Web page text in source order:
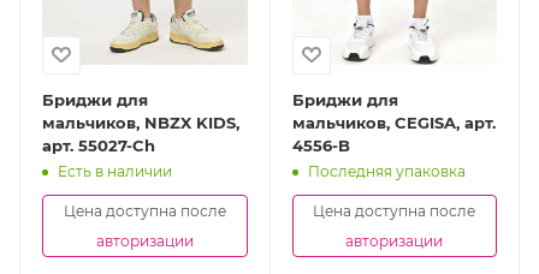
Бриджи для
мальчиков, NBZX KIDS,
арт. 55027-Ch
Есть в наличии
Цена доступна после
авторизации
Бриджи для
мальчиков, CEGISA, арт.
4556-B
Последняя упаковка
Цена доступна после
авторизации